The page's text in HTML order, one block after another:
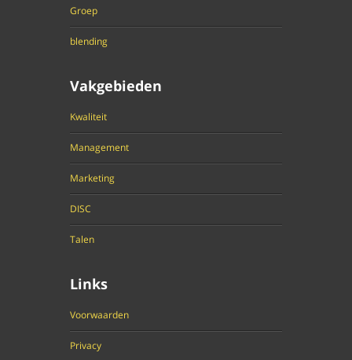
Groep
blending
Vakgebieden
Kwaliteit
Management
Marketing
DISC
Talen
Links
Voorwaarden
Privacy